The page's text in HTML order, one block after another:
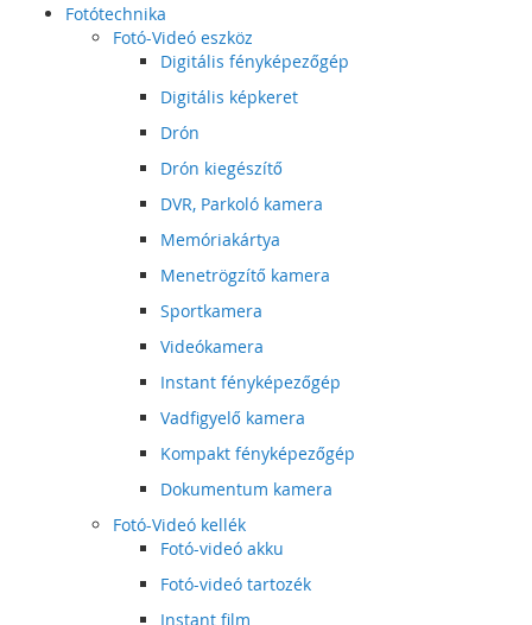
Fotótechnika
Fotó-Videó eszköz
Digitális fényképezőgép
Digitális képkeret
Drón
Drón kiegészítő
DVR, Parkoló kamera
Memóriakártya
Menetrögzítő kamera
Sportkamera
Videókamera
Instant fényképezőgép
Vadfigyelő kamera
Kompakt fényképezőgép
Dokumentum kamera
Fotó-Videó kellék
Fotó-videó akku
Fotó-videó tartozék
Instant film